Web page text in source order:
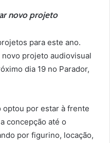
novo projeto
para este ano.
novo projeto audiovisual
dia 19 no Parador,
optou por estar à frente
concepção até o
por figurino, locação,